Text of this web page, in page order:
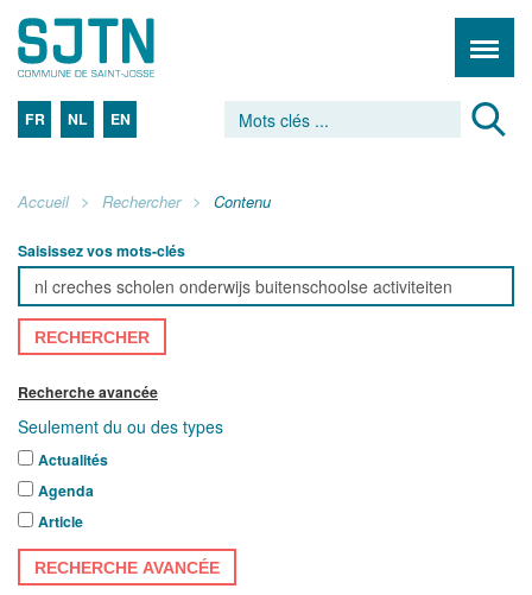
FR NL EN
Accueil Rechercher Contenu
Saisissez vos mots-clés
RECHERCHER
Recherche avancée
Seulement du ou des types
Actualités
Agenda
Article
RECHERCHE AVANCÉE